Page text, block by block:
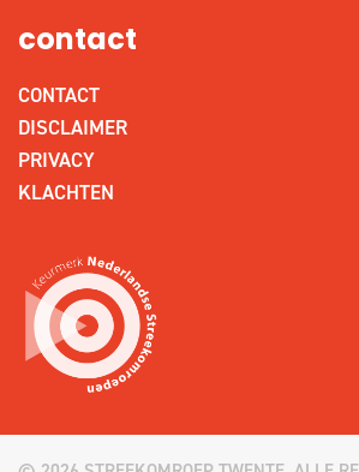
contact
CONTACT
DISCLAIMER
PRIVACY
KLACHTEN